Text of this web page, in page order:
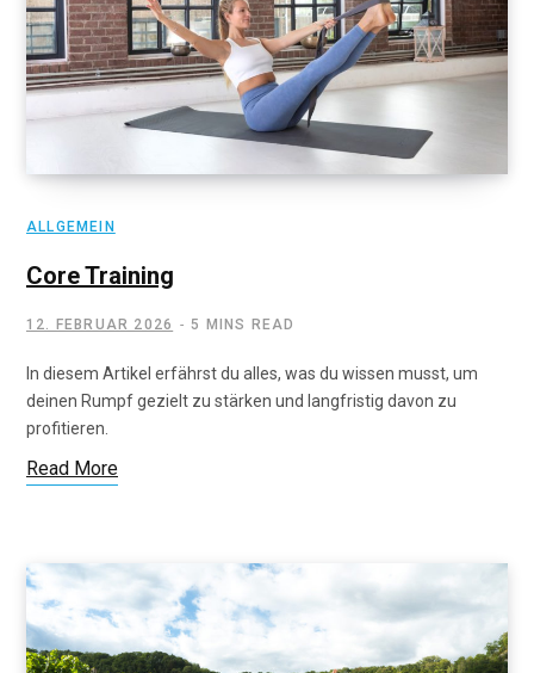
ALLGEMEIN
Core Training
12. FEBRUAR 2026 5 MINS READ
In diesem Artikel erfährst du alles, was du wissen musst, um
deinen Rumpf gezielt zu stärken und langfristig davon zu
profitieren.
Read More